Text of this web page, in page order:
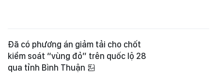
Đã có phương án giảm tải cho chốt
kiểm soát “vùng đỏ” trên quốc lộ 28
qua tỉnh Bình Thuận